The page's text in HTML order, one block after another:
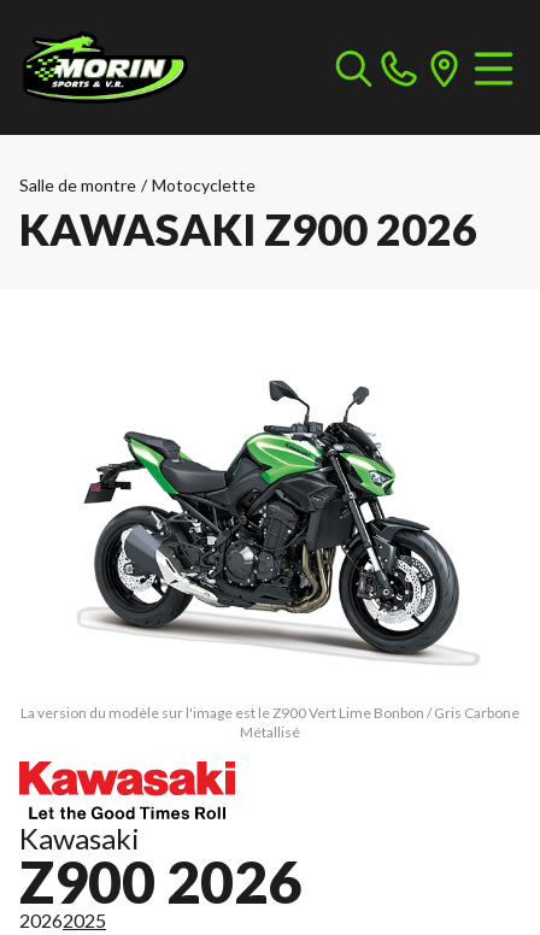
Salle de montre / Motocyclette
KAWASAKI Z900 2026
La version du modèle sur l'image est le Z900 Vert Lime Bonbon / Gris Carbone
Métallisé
Kawasaki
Z900 2026
20262025